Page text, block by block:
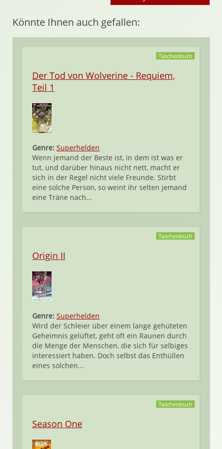
Könnte Ihnen auch gefallen:
Taschenbuch
Der Tod von Wolverine - Requiem,
Teil 1
Genre: Superhelden
Wenn jemand der Beste ist, in dem ist was er
tut, und darüber hinaus nicht nett, macht er
sich in der Regel nicht viele Freunde. Stirbt
eine solche Person, so weint ihr selten jemand
eine Träne nach...
Taschenbuch
Origin II
Genre: Superhelden
Wird der Schleier über einem lange gehüteten
Geheimnis gelüftet, geht oft ein Raunen durch
die Menge der Menschen, die sich für selbiges
interessiert haben. Doch selbst das Enthüllen
eines solchen...
Taschenbuch
Season One